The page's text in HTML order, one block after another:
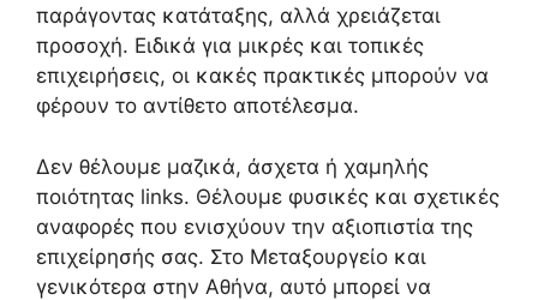
παράγοντας κατάταξης, αλλά χρειάζεται
προσοχή. Ειδικά για μικρές και τοπικές
επιχειρήσεις, οι κακές πρακτικές μπορούν να
φέρουν το αντίθετο αποτέλεσμα.
Δεν θέλουμε μαζικά, άσχετα ή χαμηλής
ποιότητας links. Θέλουμε φυσικές και σχετικές
αναφορές που ενισχύουν την αξιοπιστία της
επιχείρησής σας. Στο Μεταξουργείο και
γενικότερα στην Αθήνα, αυτό μπορεί να